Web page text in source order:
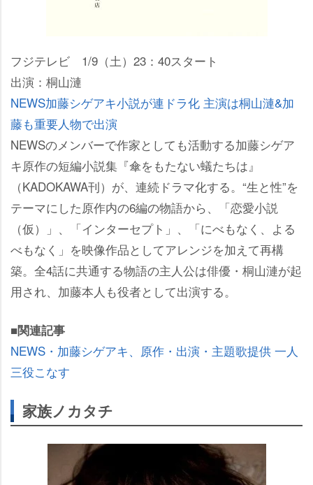
フジテレビ 1/9（土）23：40スタート
出演：桐山漣
NEWS加藤シゲアキ小説が連ドラ化 主演は桐山漣&加
藤も重要人物で出演
NEWSのメンバーで作家としても活動する加藤シゲア
キ原作の短編小説集『傘をもたない蟻たちは』
（KADOKAWA刊）が、連続ドラマ化する。“生と性”を
テーマにした原作内の6編の物語から、「恋愛小説
（仮）」、「インターセプト」、「にべもなく、よる
べもなく」を映像作品としてアレンジを加えて再構
築。全4話に共通する物語の主人公は俳優・桐山漣が起
用され、加藤本人も役者として出演する。
■関連記事
NEWS・加藤シゲアキ、原作・出演・主題歌提供 一人
三役こなす
家族ノカタチ